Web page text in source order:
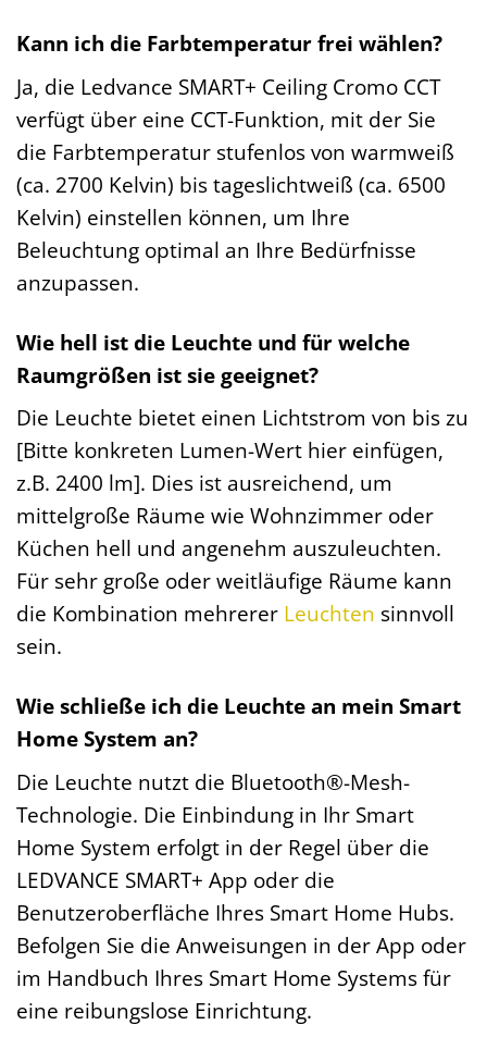
Kann ich die Farbtemperatur frei wählen?
Ja, die Ledvance SMART+ Ceiling Cromo CCT
verfügt über eine CCT-Funktion, mit der Sie
die Farbtemperatur stufenlos von warmweiß
(ca. 2700 Kelvin) bis tageslichtweiß (ca. 6500
Kelvin) einstellen können, um Ihre
Beleuchtung optimal an Ihre Bedürfnisse
anzupassen.
Wie hell ist die Leuchte und für welche
Raumgrößen ist sie geeignet?
Die Leuchte bietet einen Lichtstrom von bis zu
[Bitte konkreten Lumen-Wert hier einfügen,
z.B. 2400 lm]. Dies ist ausreichend, um
mittelgroße Räume wie Wohnzimmer oder
Küchen hell und angenehm auszuleuchten.
Für sehr große oder weitläufige Räume kann
die Kombination mehrerer Leuchten sinnvoll
sein.
Wie schließe ich die Leuchte an mein Smart
Home System an?
Die Leuchte nutzt die Bluetooth®-Mesh-
Technologie. Die Einbindung in Ihr Smart
Home System erfolgt in der Regel über die
LEDVANCE SMART+ App oder die
Benutzeroberfläche Ihres Smart Home Hubs.
Befolgen Sie die Anweisungen in der App oder
im Handbuch Ihres Smart Home Systems für
eine reibungslose Einrichtung.